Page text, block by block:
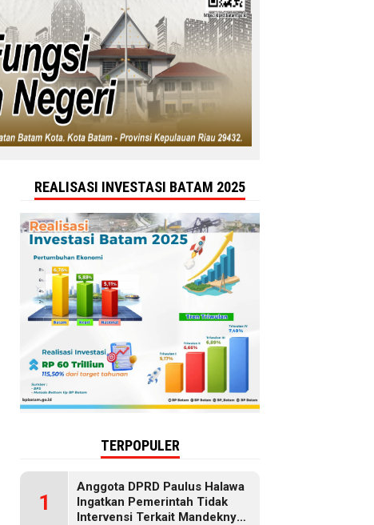
REALISASI INVESTASI BATAM 2025
TERPOPULER
1
Anggota DPRD Paulus Halawa
Ingatkan Pemerintah Tidak
Intervensi Terkait Mandeknya